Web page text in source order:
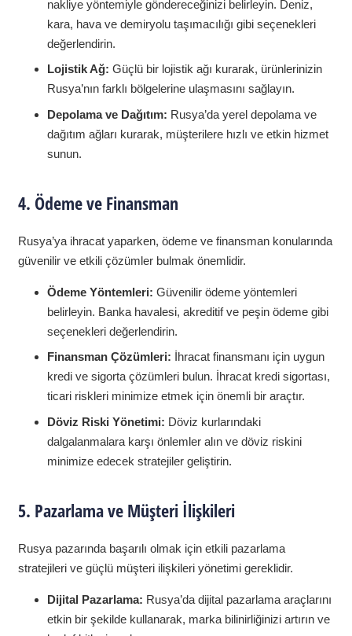
nakliye yöntemiyle göndereceğinizi belirleyin. Deniz,
kara, hava ve demiryolu taşımacılığı gibi seçenekleri
değerlendirin.
Lojistik Ağ: Güçlü bir lojistik ağı kurarak, ürünlerinizin
Rusya’nın farklı bölgelerine ulaşmasını sağlayın.
Depolama ve Dağıtım: Rusya’da yerel depolama ve
dağıtım ağları kurarak, müşterilere hızlı ve etkin hizmet
sunun.
4. Ödeme ve Finansman
Rusya’ya ihracat yaparken, ödeme ve finansman konularında
güvenilir ve etkili çözümler bulmak önemlidir.
Ödeme Yöntemleri: Güvenilir ödeme yöntemleri
belirleyin. Banka havalesi, akreditif ve peşin ödeme gibi
seçenekleri değerlendirin.
Finansman Çözümleri: İhracat finansmanı için uygun
kredi ve sigorta çözümleri bulun. İhracat kredi sigortası,
ticari riskleri minimize etmek için önemli bir araçtır.
Döviz Riski Yönetimi: Döviz kurlarındaki
dalgalanmalara karşı önlemler alın ve döviz riskini
minimize edecek stratejiler geliştirin.
5. Pazarlama ve Müşteri İlişkileri
Rusya pazarında başarılı olmak için etkili pazarlama
stratejileri ve güçlü müşteri ilişkileri yönetimi gereklidir.
Dijital Pazarlama: Rusya’da dijital pazarlama araçlarını
etkin bir şekilde kullanarak, marka bilinirliğinizi artırın ve